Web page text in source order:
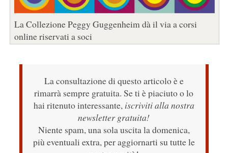
La Collezione Peggy Guggenheim dà il via a corsi
online riservati a soci
La consultazione di questo articolo è e
rimarrà sempre gratuita. Se ti è piaciuto o lo
hai ritenuto interessante, iscriviti alla nostra
newsletter gratuita!
Niente spam, una sola uscita la domenica,
più eventuali extra, per aggiornarti su tutte le